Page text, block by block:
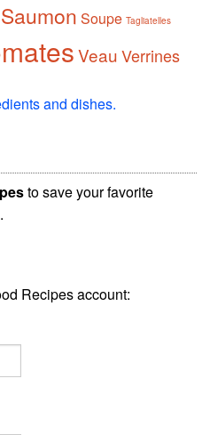
Saumon Soupe Tagliatelles
VeauVerrines
and dishes.
to save your favorite
Recipes account: